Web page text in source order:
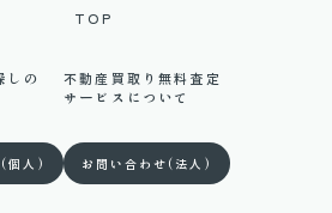
TOP
しの
個人)
不動産買取り無料査定
サービスについて
お問い合わせ(法人)